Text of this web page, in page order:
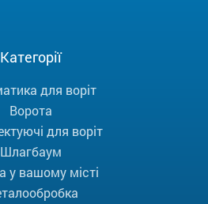
Категорії
для воріт
Ворота
для воріт
Шлагбаум
у вашому місті